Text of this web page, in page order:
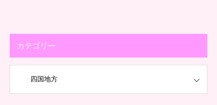
カテゴリー